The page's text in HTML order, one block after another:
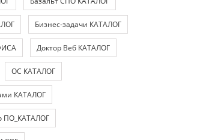
Бизнес-задачи КАТАЛОГ
Доктор Веб КАТАЛОГ
ОС КАТАЛОГ
КАТАЛОГ
ПО_КАТАЛОГ